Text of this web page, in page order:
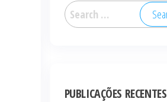
Search
for:
PUBLICAÇÕES RECENTES